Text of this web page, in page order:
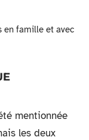
en famille et avec
mentionnée
les deux